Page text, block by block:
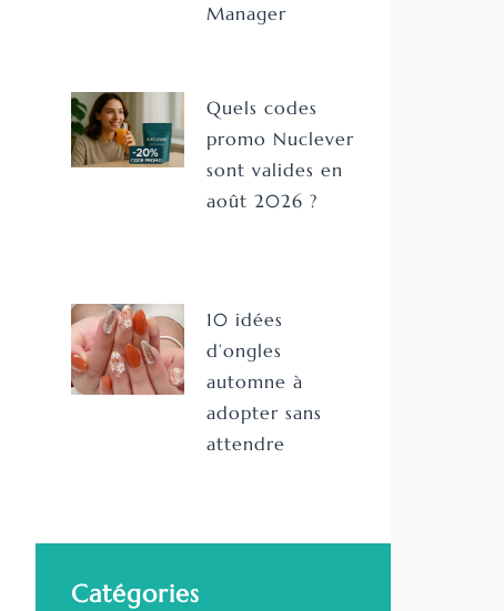
Manager
Quels codes
promo Nuclever
sont valides en
août 2026 ?
10 idées
d’ongles
automne à
adopter sans
attendre
Catégories